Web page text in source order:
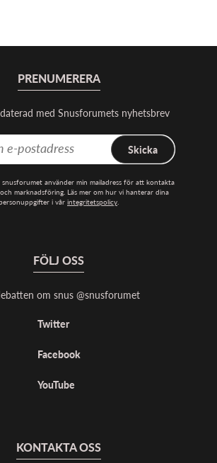
PRENUMERERA
med Snusforumets nyhetsbrev
Skicka
snusforumet använder min mailadress för att kontakta
marknadsföring. Läs mer om hur vi hanterar dina
i vår integritetspolicy.
FÖLJ OSS
om snus @snusforumet
Twitter
Facebook
YouTube
KONTAKTA OSS